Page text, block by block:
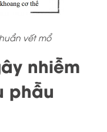
vết mổ
nhiễm
phẫu